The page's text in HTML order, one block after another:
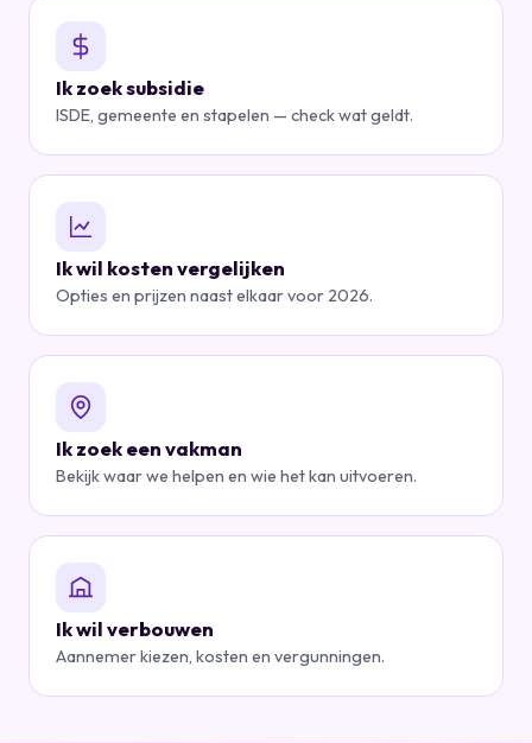
Ik zoek subsidie
ISDE, gemeente en stapelen — check wat geldt.
Ik wil kosten vergelijken
Opties en prijzen naast elkaar voor 2026.
Ik zoek een vakman
Bekijk waar we helpen en wie het kan uitvoeren.
Ik wil verbouwen
Aannemer kiezen, kosten en vergunningen.